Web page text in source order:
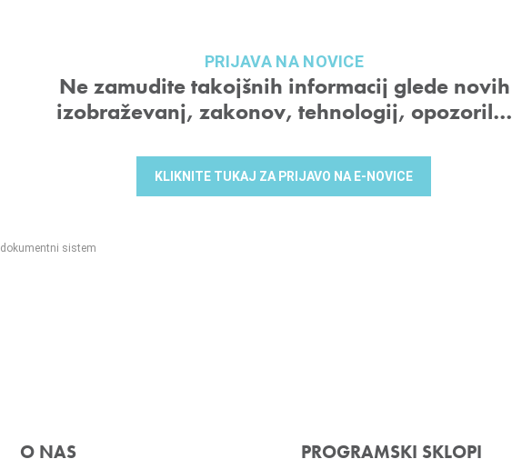
PRIJAVA NA NOVICE
Ne zamudite takojšnih informacij glede novih
izobraževanj, zakonov, tehnologij, opozoril…
KLIKNITE TUKAJ ZA PRIJAVO NA E-NOVICE
dokumentni sistem
O NAS PROGRAMSKI SKLOPI